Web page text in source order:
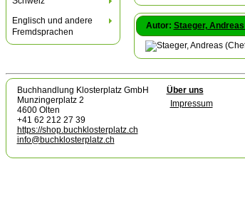
Englisch und andere
Fremdsprachen
Autor: Staeger,
Buchhandlung Klosterplatz GmbH
Munzingerplatz 2
4600 Olten
+41 62 212 27 39
https://shop.buchklosterplatz.ch
info@buchklosterplatz.ch
Über uns
Impressum